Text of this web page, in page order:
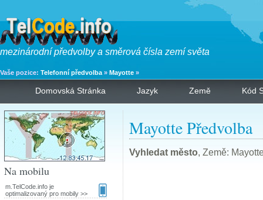
mezinárodní předvolby a směrová čísla zemí světa
Vaše pozice: Telefonní předvolba » Mayotte »
Domovská Stránka Jazyk Země Kód
Mayotte Předvolba
Vyhledat město, Země:
Na mobilu
m.TelCode.info je
optimalizovaný pro mobily >>